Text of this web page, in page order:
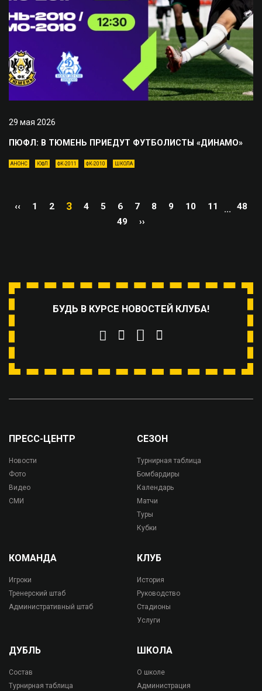
29 мая 2026
ПЮФЛ: В ТЮМЕНЬ ПРИЕДУТ ФУТБОЛИСТЫ «ДИНАМО»
АНОНС ЮФЛ ФК-2011 ФК-2010 ШКОЛА
‹‹ 1 2 3 4 5 6 7 8 9 10 11 ...
48
49
››
БУДЬ В КУРСЕ НОВОСТЕЙ КЛУБА!
ПРЕСС-ЦЕНТР
Новости
Фото
Видео
СМИ
СЕЗОН
Турнирная таблица
Бомбардиры
Календарь
Матчи
Туры
Кубки
КОМАНДА
Игроки
Тренерский штаб
Административный штаб
КЛУБ
История
Руководство
Стадионы
Услуги
ДУБЛЬ
Состав
Турнирная таблица
ШКОЛА
О школе
Администрация